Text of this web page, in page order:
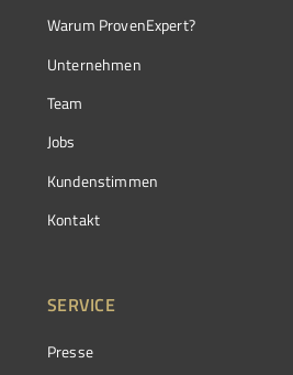
Warum ProvenExpert?
Unternehmen
Team
Jobs
Kundenstimmen
Kontakt
SERVICE
Presse